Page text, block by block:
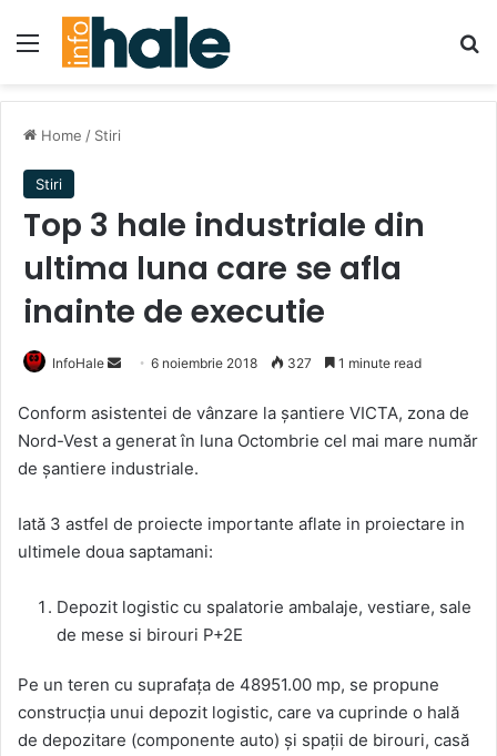
Menu
Home / Stiri
Stiri
Top 3 hale industriale din
ultima luna care se afla
inainte de executie
InfoHale
Send
email
6 noiembrie 2018 327 1 minute read
Conform asistentei de vânzare la șantiere VICTA, zona de
Nord-Vest a generat în luna Octombrie cel mai mare număr
de șantiere industriale.
Iată 3 astfel de proiecte importante aflate in proiectare in
ultimele doua saptamani:
Depozit logistic cu spalatorie ambalaje, vestiare, sale
de mese si birouri P+2E
Pe un teren cu suprafaţa de 48951.00 mp, se propune
construcţia unui depozit logistic, care va cuprinde o hală
de depozitare (componente auto) şi spaţii de birouri, casă